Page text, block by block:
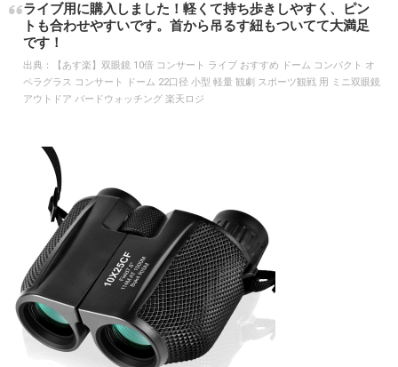
ライブ用に購入しました！軽くて持ち歩きしやすく、ピン
トも合わせやすいです。首から吊るす紐もついてて大満足
です！
出典：
【あす楽】双眼鏡 10倍 コンサート ライブ おすすめ ドーム コンパクト オ
ペラグラス コンサート ドーム 22口径 小型 軽量 観劇 スポーツ観戦 用 ミニ双眼鏡
アウトドア バードウォッチング 楽天ロジ